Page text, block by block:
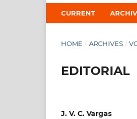
CURRENT
HOME / ARCHIVES /
EDITORIAL
J. V. C. Vargas